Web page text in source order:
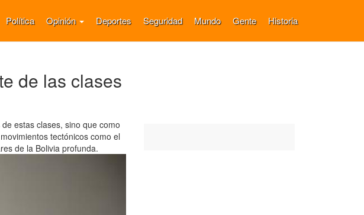
Política Opinión Deportes Seguridad Mundo Gente Historia
de las clases
estas clases, sino que como
tectónicos como el
de la Bolivia profunda.